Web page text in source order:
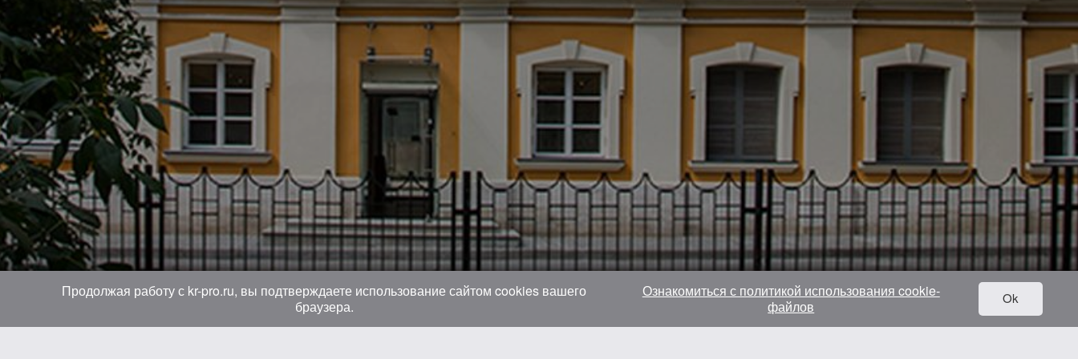
Продолжая работу с kr-pro.ru, вы подтверждаете использование сайтом cookies вашего
браузера.
Ознакомиться с политикой использования cookie-
файлов
Ok